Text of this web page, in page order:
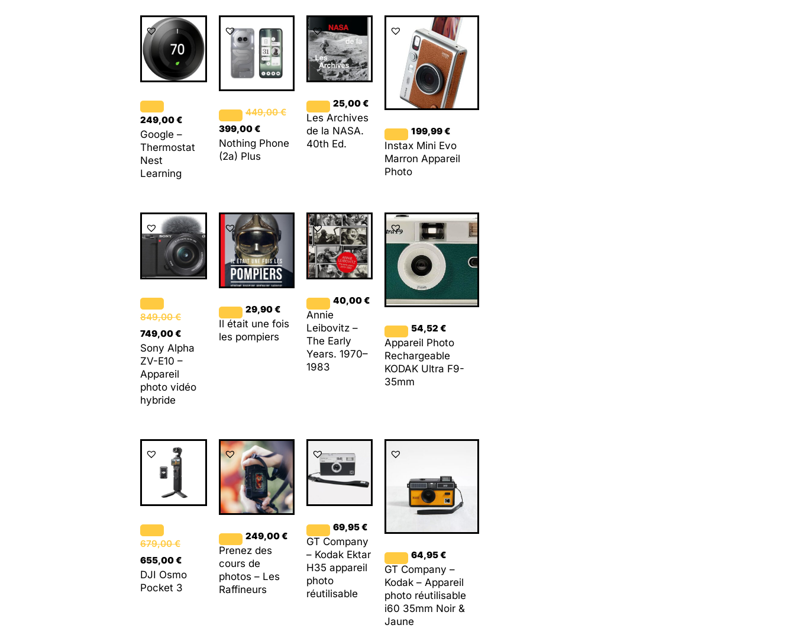
249,00€
Google –
Thermostat
Nest
Learning
449,00€
Le
prix
initial
était :
449,00 €.
399,00€
Le
prix
actuel
est :
399,00 €.
Nothing Phone
(2a) Plus
25,00€
Les Archives
de la NASA.
40th Ed.
199,99€
Instax Mini Evo
Marron Appareil
Photo
849,00€
Le
prix
initial
849,00 €.
749,00€
Le
prix
actuel
est :
749,00 €.
Sony Alpha
ZV-E10 –
Appareil
photo vidéo
hybride
29,90€
Il était une fois
les pompiers
40,00€
Annie
Leibovitz –
The Early
Years. 1970–
1983
54,52€
Appareil Photo
Rechargeable
KODAK Ultra F9-
35mm
679,00€
Le
prix
initial
était :
679,00 €.
655,00€
Le
prix
est :
655,00 €.
DJI Osmo
Pocket 3
249,00€
Prenez des
cours de
photos – Les
Raffineurs
69,95€
GT Company
– Kodak Ektar
H35 appareil
photo
réutilisable
64,95€
GT Company –
Kodak – Appareil
photo réutilisable
i60 35mm Noir &
Jaune